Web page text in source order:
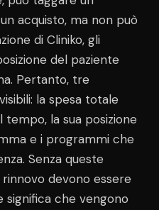
acquisto, ma non può
di Cliniko, gli
del paziente
Pertanto, tre
la spesa totale
la sua posizione
e i programmi che
Senza queste
devono essere
significa che vengono